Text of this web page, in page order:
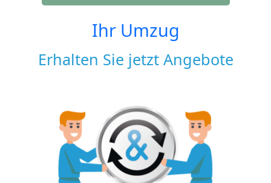
Ihr Umzug
Erhalten Sie jetzt Angebote